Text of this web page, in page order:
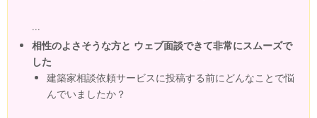
...
相性のよさそうな方と ウェブ面談できて非常にスムーズで
した
建築家相談依頼サービスに投稿する前にどんなことで悩
んでいましたか？